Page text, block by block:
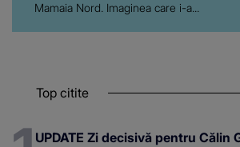
Mamaia Nord. Imaginea care i-a...
Top citite
UPDATE Zi decisivă pentru Călin